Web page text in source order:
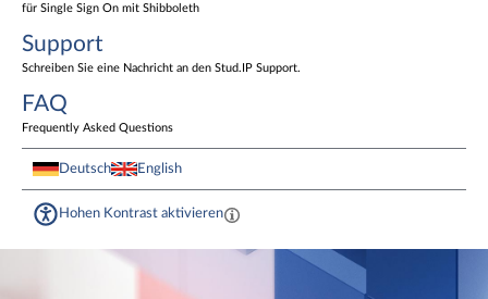
für Single Sign On mit Shibboleth
Support
Schreiben Sie eine Nachricht an den Stud.IP Support.
FAQ
Frequently Asked Questions
Deutsch English
Hohen Kontrast aktivieren